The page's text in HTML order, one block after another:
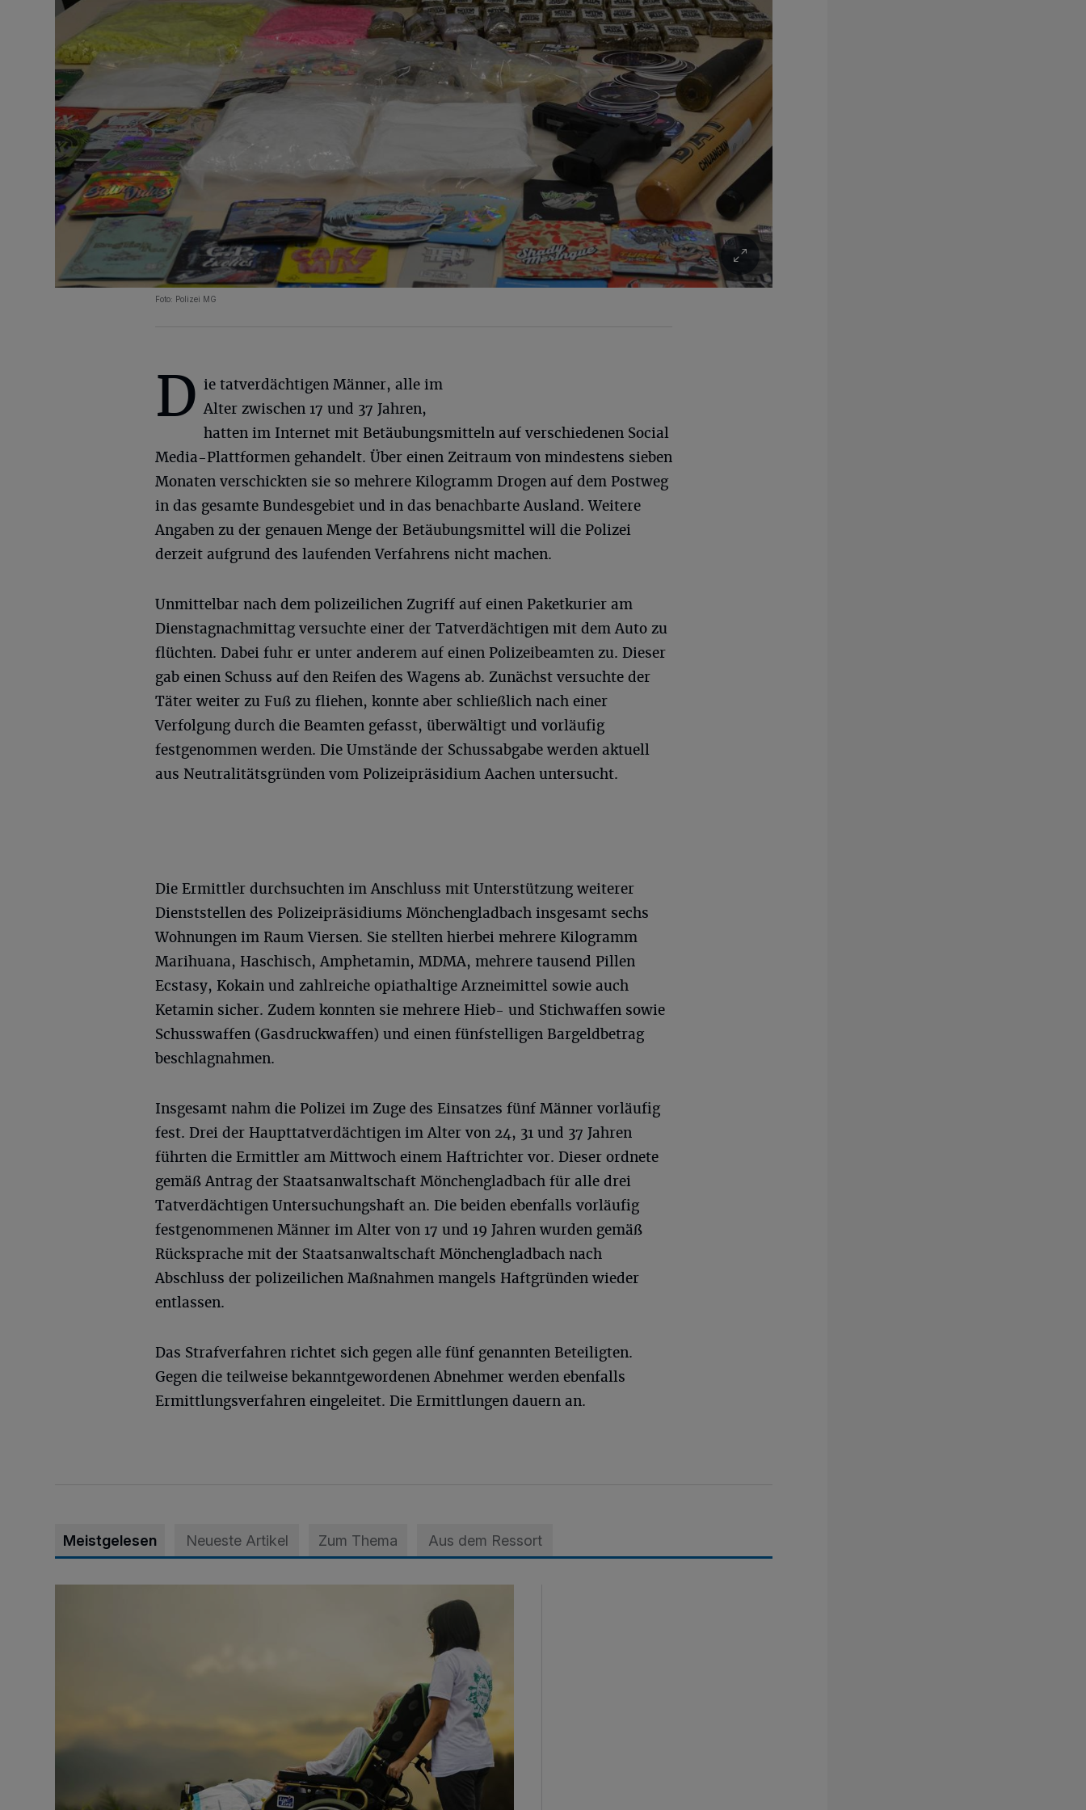
Foto: Polizei MG
D ie tatverdächtigen Männer, alle im
Alter zwischen 17 und 37 Jahren,
hatten im Internet mit Betäubungsmitteln auf verschiedenen Social
Media-Plattformen gehandelt. Über einen Zeitraum von mindestens sieben
Monaten verschickten sie so mehrere Kilogramm Drogen auf dem Postweg
in das gesamte Bundesgebiet und in das benachbarte Ausland. Weitere
Angaben zu der genauen Menge der Betäubungsmittel will die Polizei
derzeit aufgrund des laufenden Verfahrens nicht machen.
Unmittelbar nach dem polizeilichen Zugriff auf einen Paketkurier am
Dienstagnachmittag versuchte einer der Tatverdächtigen mit dem Auto zu
flüchten. Dabei fuhr er unter anderem auf einen Polizeibeamten zu. Dieser
gab einen Schuss auf den Reifen des Wagens ab. Zunächst versuchte der
Täter weiter zu Fuß zu fliehen, konnte aber schließlich nach einer
Verfolgung durch die Beamten gefasst, überwältigt und vorläufig
festgenommen werden. Die Umstände der Schussabgabe werden aktuell
aus Neutralitätsgründen vom Polizeipräsidium Aachen untersucht.
Die Ermittler durchsuchten im Anschluss mit Unterstützung weiterer
Dienststellen des Polizeipräsidiums Mönchengladbach insgesamt sechs
Wohnungen im Raum Viersen. Sie stellten hierbei mehrere Kilogramm
Marihuana, Haschisch, Amphetamin, MDMA, mehrere tausend Pillen
Ecstasy, Kokain und zahlreiche opiathaltige Arzneimittel sowie auch
Ketamin sicher. Zudem konnten sie mehrere Hieb- und Stichwaffen sowie
Schusswaffen (Gasdruckwaffen) und einen fünfstelligen Bargeldbetrag
beschlagnahmen.
Insgesamt nahm die Polizei im Zuge des Einsatzes fünf Männer vorläufig
fest. Drei der Haupttatverdächtigen im Alter von 24, 31 und 37 Jahren
führten die Ermittler am Mittwoch einem Haftrichter vor. Dieser ordnete
gemäß Antrag der Staatsanwaltschaft Mönchengladbach für alle drei
Tatverdächtigen Untersuchungshaft an. Die beiden ebenfalls vorläufig
festgenommenen Männer im Alter von 17 und 19 Jahren wurden gemäß
Rücksprache mit der Staatsanwaltschaft Mönchengladbach nach
Abschluss der polizeilichen Maßnahmen mangels Haftgründen wieder
entlassen.
Das Strafverfahren richtet sich gegen alle fünf genannten Beteiligten.
Gegen die teilweise bekanntgewordenen Abnehmer werden ebenfalls
Ermittlungsverfahren eingeleitet. Die Ermittlungen dauern an.
Meistgelesen Neueste Artikel Zum Thema Aus dem Ressort